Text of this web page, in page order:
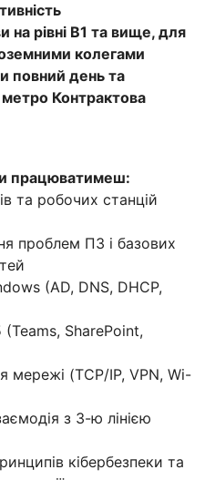
на рівні В1 та вище, для
колегами
повний день та
метро Контрактова
працюватимеш:
та робочих станцій
проблем ПЗ і базових
(AD, DNS, DHCP,
SharePoint,
мережі (TCP/IP, VPN, Wi-
з 3-ю лінією
кібербезпеки та